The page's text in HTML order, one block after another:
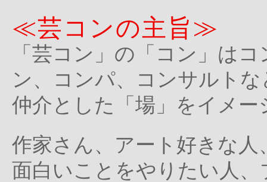
≪芸コンの主旨≫
「芸コン」の「コン」は
ン、コンパ、コンサルト
仲介とした「場」をイメ
作家さん、アート好きな
面白いことをやりたい人